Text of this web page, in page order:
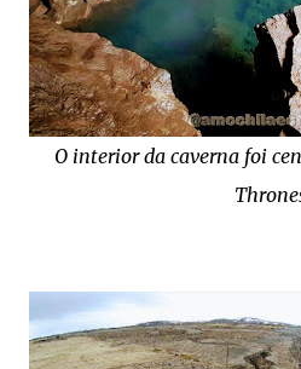
O interior da caverna foi